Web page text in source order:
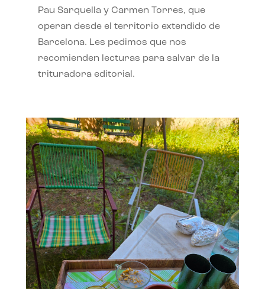
Pau Sarquella y Carmen Torres, que
operan desde el territorio extendido de
Barcelona. Les pedimos que nos
recomienden lecturas para salvar de la
trituradora editorial.